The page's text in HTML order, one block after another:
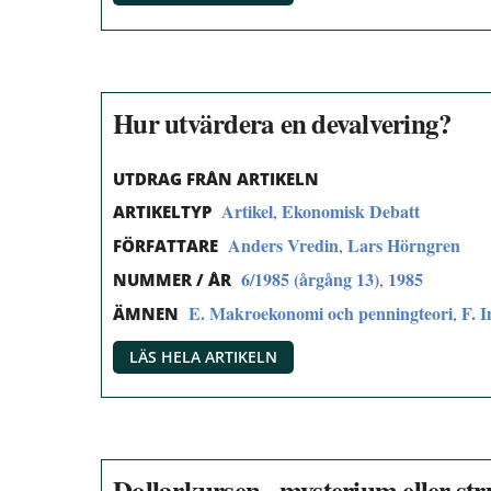
Hur utvärdera en devalvering?
UTDRAG FRÅN ARTIKELN
ARTIKELTYP Artikel, Ekonomisk Debatt
FÖRFATTARE Anders Vredin, Lars Hörngren
NUMMER / ÅR 6/1985 (årgång 13), 1985
ÄMNEN E. Makroekonomi och penningteori, F.
LÄS HELA ARTIKELN